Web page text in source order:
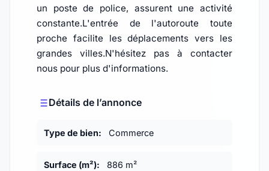
un poste de police, assurent une activité
constante.L'entrée de l'autoroute toute
proche facilite les déplacements vers les
grandes villes.N'hésitez pas à contacter
nous pour plus d'informations.
Détails de l’annonce
Type de bien: Commerce
Surface (m²): 886 m²